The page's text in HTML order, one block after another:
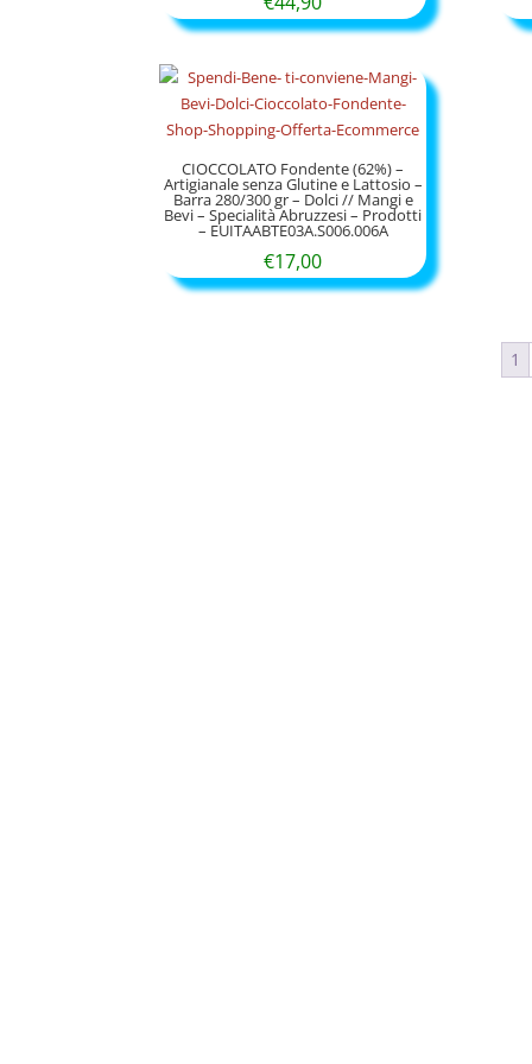
CIOCCOLATO Fondente (62%) –
Artigianale senza Glutine e Lattosio –
Barra 280/300 gr – Dolci // Mangi e
Bevi – Specialità Abruzzesi – Prodotti
– EUITAABTE03A.S006.006A
€17,00
1